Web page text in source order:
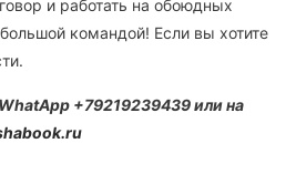
и работать на обоюдных
командой! Если вы хотите
+79219239439 или на